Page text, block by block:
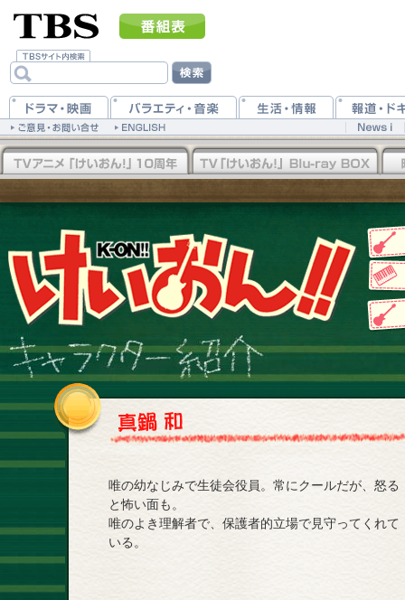
唯の幼なじみで生徒会役員。常にクールだが、怒る
と怖い面も。
唯のよき理解者で、保護者的立場で見守ってくれて
いる。